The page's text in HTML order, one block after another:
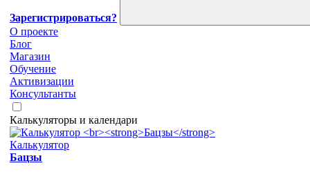
Зарегистрироваться?
О проекте
Блог
Магазин
Обучение
Активизации
Консультанты
Калькуляторы и календари
Калькулятор
Бацзы